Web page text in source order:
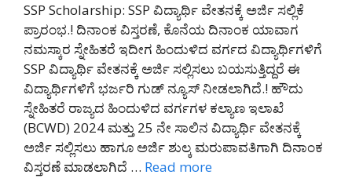
SSP Scholarship: SSP ವಿದ್ಯಾರ್ಥಿ ವೇತನಕ್ಕೆ ಅರ್ಜಿ ಸಲ್ಲಿಕೆ
ಪ್ರಾರಂಭ.! ದಿನಾಂಕ ವಿಸ್ತರಣೆ, ಕೊನೆಯ ದಿನಾಂಕ ಯಾವಾಗ
ನಮಸ್ಕಾರ ಸ್ನೇಹಿತರೆ ಇದೀಗ ಹಿಂದುಳಿದ ವರ್ಗದ ವಿದ್ಯಾರ್ಥಿಗಳಿಗೆ
SSP ವಿದ್ಯಾರ್ಥಿ ವೇತನಕ್ಕೆ ಅರ್ಜಿ ಸಲ್ಲಿಸಲು ಬಯಸುತ್ತಿದ್ದರೆ ಈ
ವಿದ್ಯಾರ್ಥಿಗಳಿಗೆ ಭರ್ಜರಿ ಗುಡ್ ನ್ಯೂಸ್ ನೀಡಲಾಗಿದೆ.! ಹೌದು
ಸ್ನೇಹಿತರೆ ರಾಜ್ಯದ ಹಿಂದುಳಿದ ವರ್ಗಗಳ ಕಲ್ಯಾಣ ಇಲಾಖೆ
(BCWD) 2024 ಮತ್ತು 25 ನೇ ಸಾಲಿನ ವಿದ್ಯಾರ್ಥಿ ವೇತನಕ್ಕೆ
ಅರ್ಜಿ ಸಲ್ಲಿಸಲು ಹಾಗೂ ಅರ್ಜಿ ಶುಲ್ಕ ಮರುಪಾವತಿಗಾಗಿ ದಿನಾಂಕ
ವಿಸ್ತರಣೆ ಮಾಡಲಾಗಿದೆ … Read more